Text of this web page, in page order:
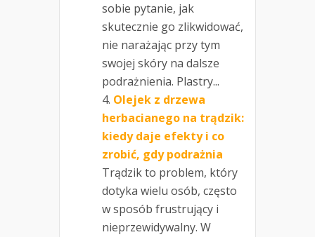
sobie pytanie, jak
skutecznie go zlikwidować,
nie narażając przy tym
swojej skóry na dalsze
podrażnienia. Plastry...
Olejek z drzewa
herbacianego na trądzik:
kiedy daje efekty i co
zrobić, gdy podrażnia
Trądzik to problem, który
dotyka wielu osób, często
w sposób frustrujący i
nieprzewidywalny. W